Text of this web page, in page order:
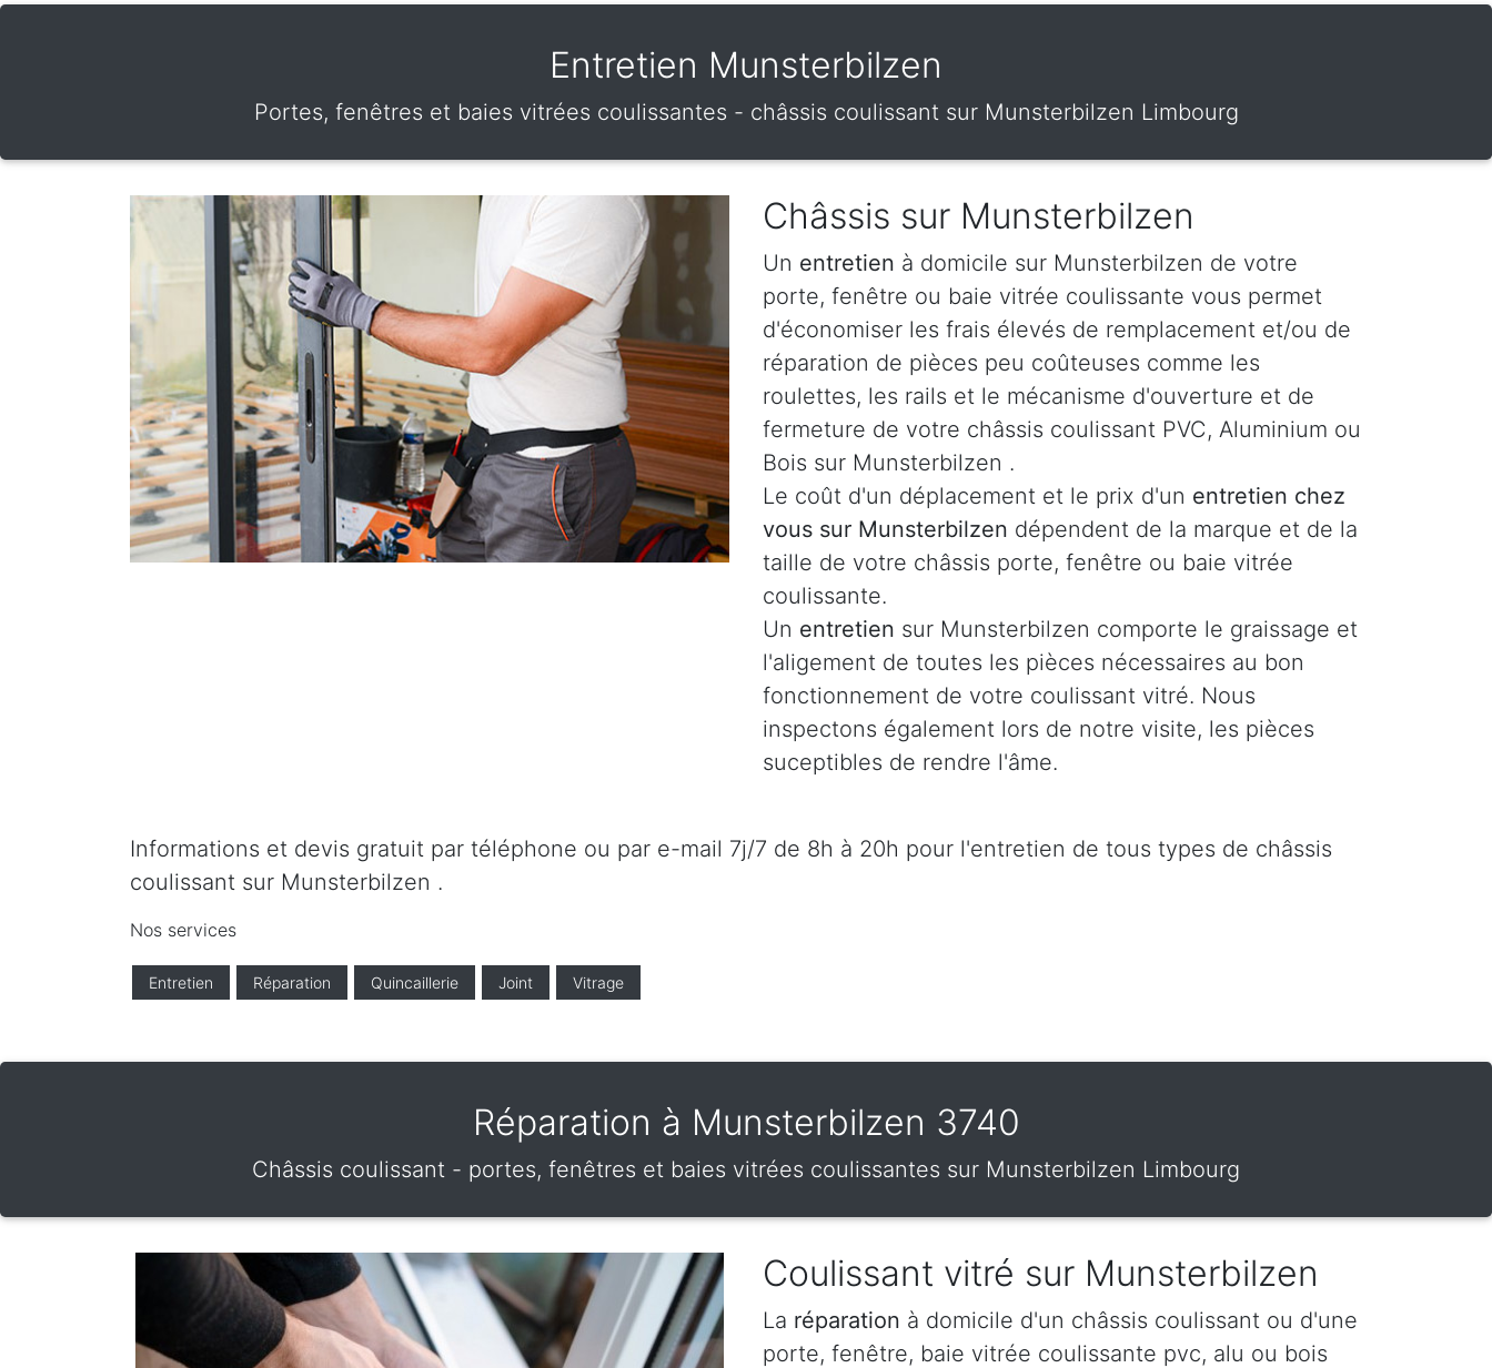
Entretien Munsterbilzen
Portes, fenêtres et baies vitrées coulissantes - châssis coulissant sur Munsterbilzen Limbourg
Châssis sur Munsterbilzen
Un entretien à domicile sur Munsterbilzen de votre
porte, fenêtre ou baie vitrée coulissante vous permet
d'économiser les frais élevés de remplacement et/ou de
réparation de pièces peu coûteuses comme les
roulettes, les rails et le mécanisme d'ouverture et de
fermeture de votre châssis coulissant PVC, Aluminium ou
Bois sur Munsterbilzen .
Le coût d'un déplacement et le prix d'un entretien chez
vous sur Munsterbilzen dépendent de la marque et de la
taille de votre châssis porte, fenêtre ou baie vitrée
coulissante.
Un entretien sur Munsterbilzen comporte le graissage et
l'aligement de toutes les pièces nécessaires au bon
fonctionnement de votre coulissant vitré. Nous
inspectons également lors de notre visite, les pièces
suceptibles de rendre l'âme.
Informations et devis gratuit par téléphone ou par e-mail 7j/7 de 8h à 20h pour l'entretien de tous types de châssis
coulissant sur Munsterbilzen .
Nos services
Entretien Réparation Quincaillerie Joint Vitrage
Réparation à Munsterbilzen 3740
Châssis coulissant - portes, fenêtres et baies vitrées coulissantes sur Munsterbilzen Limbourg
Coulissant vitré sur Munsterbilzen
La réparation à domicile d'un châssis coulissant ou d'une
porte, fenêtre, baie vitrée coulissante pvc, alu ou bois